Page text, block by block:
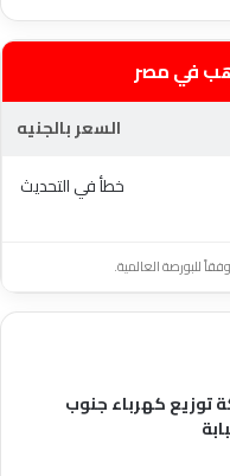
في مصر
السعر بالجنيه
خطأ في التحديث
للبورصة العالمية.
كهرباء جنوب